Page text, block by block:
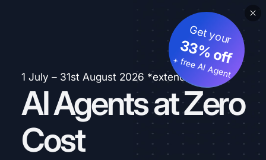
1 July – 31st August 2026 *extended
AI Agents at Zero
Cost
Get your
33% off
+ free AI Agent